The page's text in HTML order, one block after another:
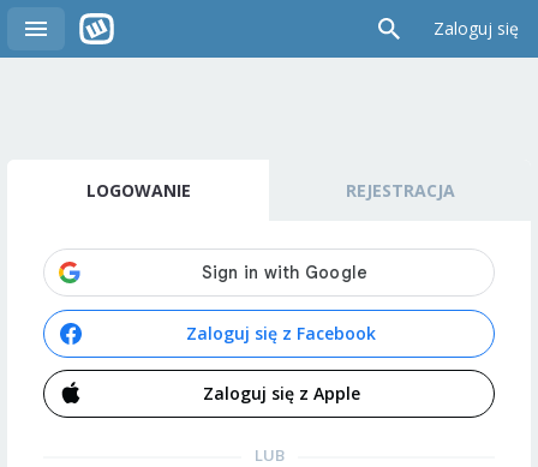
Zaloguj się
LOGOWANIE REJESTRACJA
Zaloguj się z Facebook
Zaloguj się z Apple
LUB